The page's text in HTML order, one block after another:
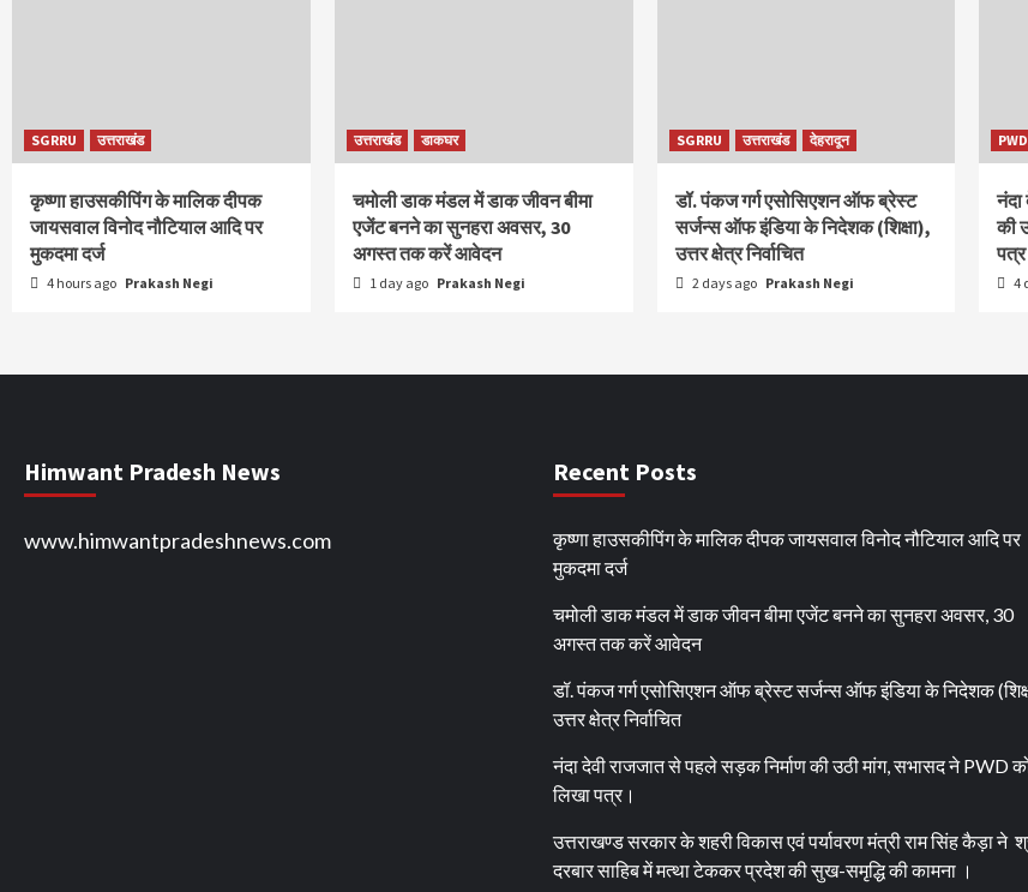
SGRRU उत्तराखंड
कृष्णा हाउसकीपिंग के मालिक दीपक
जायसवाल विनोद नौटियाल आदि पर
मुकदमा दर्ज
4 hours ago Prakash Negi
उत्तराखंड डाकघर
चमोली डाक मंडल में डाक जीवन बीमा
एजेंट बनने का सुनहरा अवसर, 30
अगस्त तक करें आवेदन
1 day ago Prakash Negi
SGRRU उत्तराखंड देहरादून
डॉ. पंकज गर्ग एसोसिएशन ऑफ ब्रेस्ट
सर्जन्स ऑफ इंडिया के निदेशक (शिक्षा),
उत्तर क्षेत्र निर्वाचित
2 days ago Prakash Negi
PWD
की
4
Himwant Pradesh News
www.himwantpradeshnews.com
Recent Posts
कृष्णा हाउसकीपिंग के मालिक दीपक जायसवाल विनोद नौटियाल आदि पर
मुकदमा दर्ज
चमोली डाक मंडल में डाक जीवन बीमा एजेंट बनने का सुनहरा अवसर, 30
अगस्त तक करें आवेदन
डॉ. पंकज गर्ग एसोसिएशन ऑफ ब्रेस्ट सर्जन्स ऑफ इंडिया के निदेशक
उत्तर क्षेत्र निर्वाचित
नंदा देवी राजजात से पहले सड़क निर्माण की उठी मांग, सभासद ने PWD
लिखा पत्र।
उत्तराखण्ड सरकार के शहरी विकास एवं पर्यावरण मंत्री राम सिंह कैड़ा ने
दरबार साहिब में मत्था टेककर प्रदेश की सुख-समृद्धि की कामना ।